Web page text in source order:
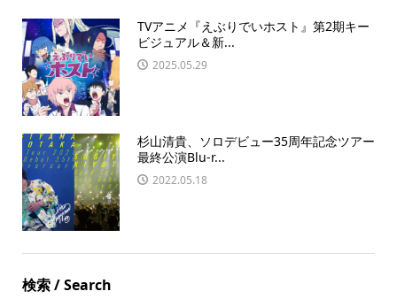
TVアニメ『えぶりでいホスト』第2期キー
ビジュアル＆新...
2025.05.29
杉山清貴、ソロデビュー35周年記念ツアー
最終公演Blu-r...
2022.05.18
検索 / Search